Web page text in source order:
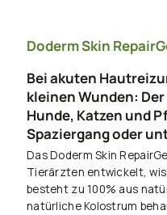
Doderm Skin
Bei akuten
kleinen Wunden:
Hunde, Katzen und
Spaziergang oder
Das Doderm Skin
Tierärzten entwickelt,
besteht zu 100% aus
natürliche Kolostrum